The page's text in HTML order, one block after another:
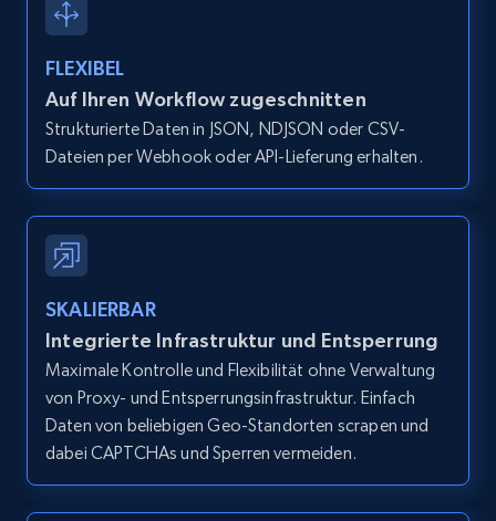
Zillow properties listing information -
Discover by custom filters - location, home
type and status
IsCurrentSignedInAgentResponsible, Bedrooms,
and more.
12.1K+ 1.3K+ Gratis testen
Zillow properties listing information -
FLEXIBEL
Auf Ihren Workflow zugeschnitten
Strukturierte Daten in JSON, NDJSON oder CSV-
Dateien per Webhook oder API-Lieferung erhalten.
SKALIERBAR
Integrierte Infrastruktur und Entsperrung
Maximale Kontrolle und Flexibilität ohne Verwaltung
von Proxy- und Entsperrungsinfrastruktur. Einfach
Daten von beliebigen Geo-Standorten scrapen und
dabei CAPTCHAs und Sperren vermeiden.